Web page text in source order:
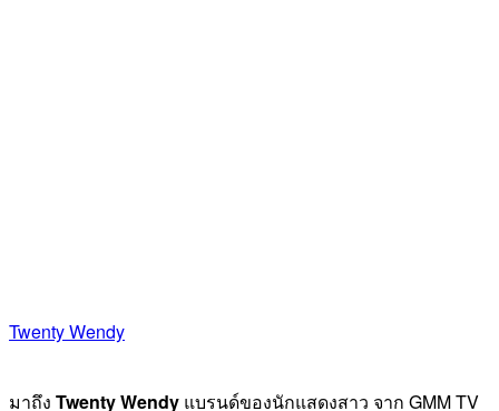
Twenty Wendy
มาถึง Twenty Wendy แบรนด์ของนักแสดงสาว จาก GMM TV